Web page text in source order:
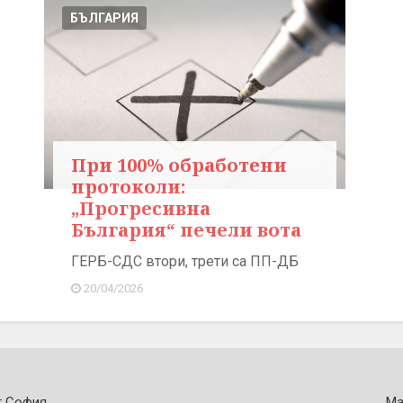
БЪЛГАРИЯ
При 100% обработени
протоколи:
„Прогресивна
България“ печели вота
ГЕРБ-СДС втори, трети са ПП-ДБ
20/04/2026